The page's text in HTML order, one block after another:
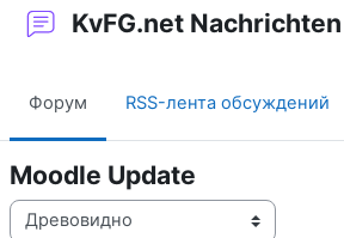
KvFG.net Nachrichten
Форум RSS-лента обсуждений
Moodle Update
Режим отображения